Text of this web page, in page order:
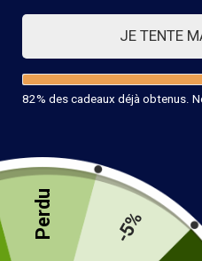
JE TENTE
82% des cadeaux déjà obtenus.
Perdu -5%